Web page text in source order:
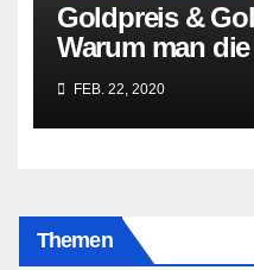
Goldpreis &
Warum man
besser Profis
FEB. 22, 2020
Themen